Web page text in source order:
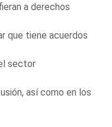
a derechos
que tiene acuerdos
sector
así como en los